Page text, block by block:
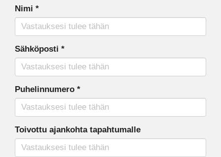
Nimi *
Sähköposti *
Puhelinnumero *
Toivottu ajankohta tapahtumalle